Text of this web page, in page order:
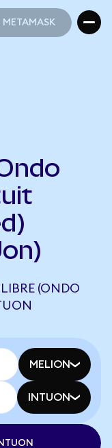
(ONDO
MELION
INTUON